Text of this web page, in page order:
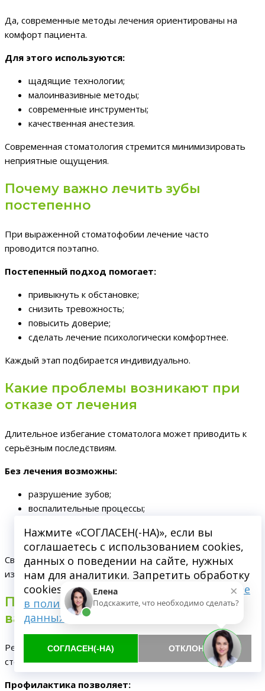
Да, современные методы лечения ориентированы на
комфорт пациента.
Для этого используются:
щадящие технологии;
малоинвазивные методы;
современные инструменты;
качественная анестезия.
Современная стоматология стремится минимизировать
неприятные ощущения.
Почему важно лечить зубы
постепенно
При выраженной стоматофобии лечение часто
проводится поэтапно.
Постепенный подход помогает:
привыкнуть к обстановке;
снизить тревожность;
повысить доверие;
сделать лечение психологически комфортнее.
Каждый этап подбирается индивидуально.
Какие проблемы возникают при
отказе от лечения
Длительное избегание стоматолога может приводить к
серьёзным последствиям.
Без лечения возможны:
разрушение зубов;
воспалительные процессы;
необходимость сложного восстановления.
Своевременная стоматологическая помощь помогает
избежать осложнений.
Почему профилактика особенно
важна
Регулярные осмотры помогают предотвратить серьёзные
стоматологические проблемы.
Профилактика позволяет:
Нажмите «СОГЛАСЕН(-НА)», если вы
соглашаетесь с использованием cookies,
данных о поведении на сайте, нужных
нам для аналитики. Запретить обработку
cookies можете через браузер.
Подробнее
в политике обработки персональных
данных
СОГЛАСЕН(-НА) ОТКЛОНИТЬ
×
Елена
Подскажите, что необходимо сделать?